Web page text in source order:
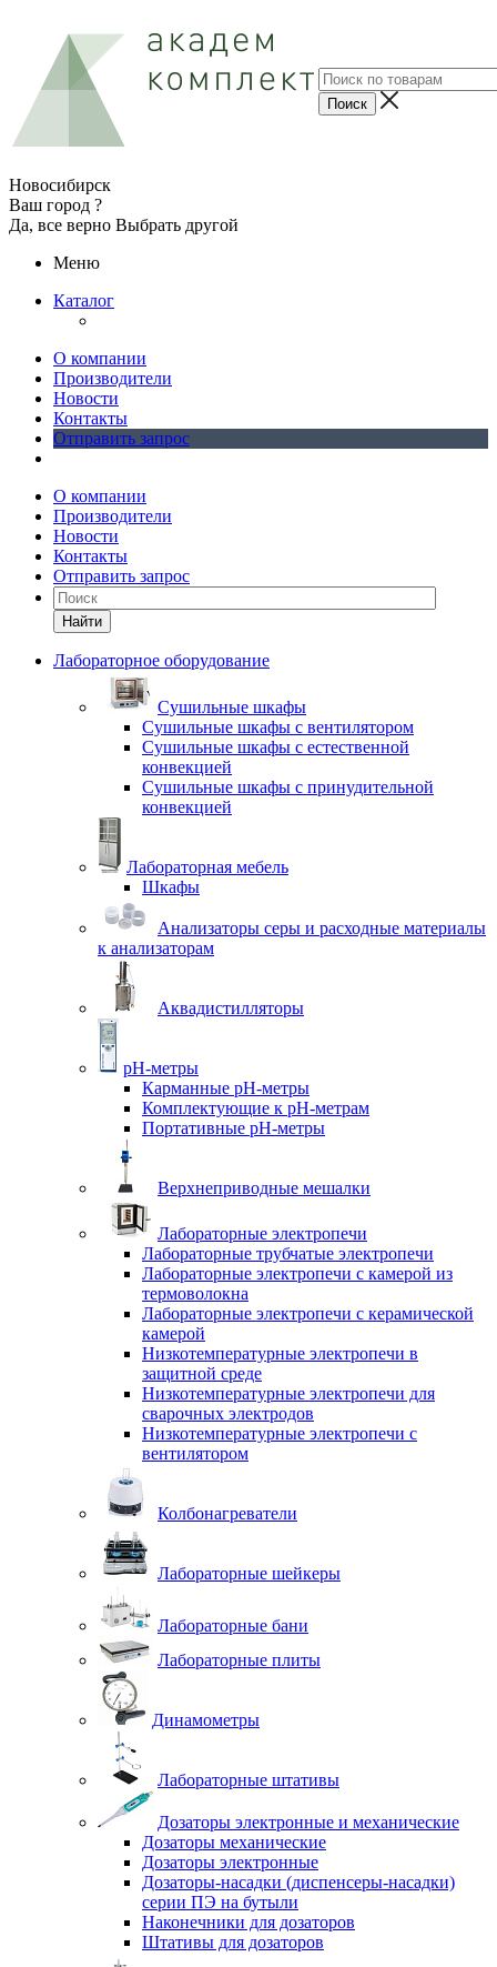
Новосибирск
Ваш город ?
Да, все верно Выбрать другой
Меню
Каталог
О компании
Производители
Новости
Контакты
Отправить запрос
О компании
Производители
Новости
Контакты
Отправить запрос
Найти
Лабораторное оборудование
Cушильные шкафы
Сушильные шкафы с вентилятором
Сушильные шкафы с естественной
конвекцией
Сушильные шкафы с принудительной
конвекцией
Лабораторная мебель
Шкафы
Анализаторы серы и расходные материалы
к анализаторам
Аквадистилляторы
pH-метры
Карманные pH-метры
Комплектующие к pH-метрам
Портативные pH-метры
Верхнеприводные мешалки
Лабораторные электропечи
Лабораторные трубчатые электропечи
Лабораторные электропечи с камерой из
термоволокна
Лабораторные электропечи с керамической
камерой
Низкотемпературные электропечи в
защитной среде
Низкотемпературные электропечи для
cварочных электродов
Низкотемпературные электропечи с
вентилятором
Колбонагреватели
Лабораторные шейкеры
Лабораторные бани
Лабораторные плиты
Динамометры
Лабораторные штативы
Дозаторы электронные и механические
Дозаторы механические
Дозаторы электронные
Дозаторы-насадки (диспенсеры-насадки)
серии ПЭ на бутыли
Наконечники для дозаторов
Штативы для дозаторов